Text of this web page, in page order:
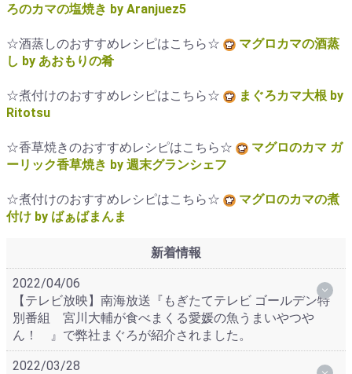
ろのカマの塩焼き by Aranjuez5
☆酒蒸しのおすすめレシピはこちら☆
マグロカマの酒蒸
し by あおもりの肴
☆煮付けのおすすめレシピはこちら☆
まぐろカマ大根 by
Ritotsu
☆香草焼きのおすすめレシピはこちら☆
マグロのカマ ガ
ーリック香草焼き by 週末グランシェフ
☆煮付けのおすすめレシピはこちら☆
マグロのカマの煮
付け by ばぁばまんま
新着情報
2022/04/06
【テレビ放映】南海放送『もぎたてテレビ ゴールデン特
別番組 宮川大輔が食べまくる愛媛の魚うまいやつや
ん！ 』で弊社まぐろが紹介されました。
2022/03/28